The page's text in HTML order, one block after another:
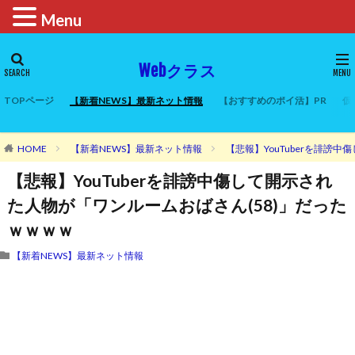
Webクラス
TOPページ 【新着NEWS】最新ネット情報 【おすすめのポイ活】PR 仮
HOME 【新着NEWS】最新ネット情報 【悲報】YouTuberを誹謗中
【悲報】YouTuberを誹謗中傷して開示され
た人物が「ワンルームおばさん(58)」だった
ｗｗｗｗ
【新着NEWS】最新ネット情報
Menu